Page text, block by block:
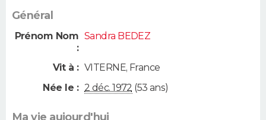
Général
Prénom Nom
:
Sandra BEDEZ
Vit à : VITERNE, France
Née le : 2 déc. 1972 (53 ans)
Ma vie aujourd'hui